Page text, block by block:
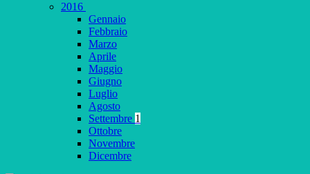
2016
Gennaio
Febbraio
Marzo
Aprile
Maggio
Giugno
Luglio
Agosto
Settembre 1
Ottobre
Novembre
Dicembre